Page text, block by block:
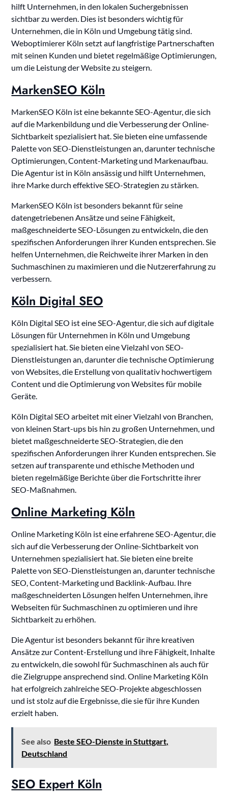
hilft Unternehmen, in den lokalen Suchergebnissen
sichtbar zu werden. Dies ist besonders wichtig für
Unternehmen, die in Köln und Umgebung tätig sind.
Weboptimierer Köln setzt auf langfristige Partnerschaften
mit seinen Kunden und bietet regelmäßige Optimierungen,
um die Leistung der Website zu steigern.
MarkenSEO Köln
MarkenSEO Köln ist eine bekannte SEO-Agentur, die sich
auf die Markenbildung und die Verbesserung der Online-
Sichtbarkeit spezialisiert hat. Sie bieten eine umfassende
Palette von SEO-Dienstleistungen an, darunter technische
Optimierungen, Content-Marketing und Markenaufbau.
Die Agentur ist in Köln ansässig und hilft Unternehmen,
ihre Marke durch effektive SEO-Strategien zu stärken.
MarkenSEO Köln ist besonders bekannt für seine
datengetriebenen Ansätze und seine Fähigkeit,
maßgeschneiderte SEO-Lösungen zu entwickeln, die den
spezifischen Anforderungen ihrer Kunden entsprechen. Sie
helfen Unternehmen, die Reichweite ihrer Marken in den
Suchmaschinen zu maximieren und die Nutzererfahrung zu
verbessern.
Köln Digital SEO
Köln Digital SEO ist eine SEO-Agentur, die sich auf digitale
Lösungen für Unternehmen in Köln und Umgebung
spezialisiert hat. Sie bieten eine Vielzahl von SEO-
Dienstleistungen an, darunter die technische Optimierung
von Websites, die Erstellung von qualitativ hochwertigem
Content und die Optimierung von Websites für mobile
Geräte.
Köln Digital SEO arbeitet mit einer Vielzahl von Branchen,
von kleinen Start-ups bis hin zu großen Unternehmen, und
bietet maßgeschneiderte SEO-Strategien, die den
spezifischen Anforderungen ihrer Kunden entsprechen. Sie
setzen auf transparente und ethische Methoden und
bieten regelmäßige Berichte über die Fortschritte ihrer
SEO-Maßnahmen.
Online Marketing Köln
Online Marketing Köln ist eine erfahrene SEO-Agentur, die
sich auf die Verbesserung der Online-Sichtbarkeit von
Unternehmen spezialisiert hat. Sie bieten eine breite
Palette von SEO-Dienstleistungen an, darunter technische
SEO, Content-Marketing und Backlink-Aufbau. Ihre
maßgeschneiderten Lösungen helfen Unternehmen, ihre
Webseiten für Suchmaschinen zu optimieren und ihre
Sichtbarkeit zu erhöhen.
Die Agentur ist besonders bekannt für ihre kreativen
Ansätze zur Content-Erstellung und ihre Fähigkeit, Inhalte
zu entwickeln, die sowohl für Suchmaschinen als auch für
die Zielgruppe ansprechend sind. Online Marketing Köln
hat erfolgreich zahlreiche SEO-Projekte abgeschlossen
und ist stolz auf die Ergebnisse, die sie für ihre Kunden
erzielt haben.
See also Beste SEO-Dienste in Stuttgart,
Deutschland
SEO Expert Köln